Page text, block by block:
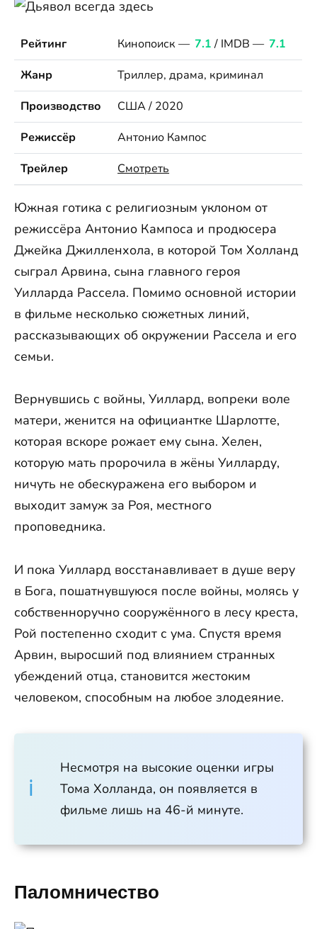
Рейтинг Кинопоиск — 7.1 / IMDB — 7.1
Жанр
Триллер, драма, криминал
Производство
США / 2020
Режиссёр
Антонио Кампос
Трейлер
Смотреть
Южная готика с религиозным уклоном от
режиссёра Антонио Кампоса и продюсера
Джейка Джилленхола, в которой Том Холланд
сыграл Арвина, сына главного героя
Уилларда Рассела. Помимо основной истории
в фильме несколько сюжетных линий,
рассказывающих об окружении Рассела и его
семьи.
Вернувшись с войны, Уиллард, вопреки воле
матери, женится на официантке Шарлотте,
которая вскоре рожает ему сына. Хелен,
которую мать пророчила в жёны Уилларду,
ничуть не обескуражена его выбором и
выходит замуж за Роя, местного
проповедника.
И пока Уиллард восстанавливает в душе веру
в Бога, пошатнувшуюся после войны, молясь у
собственноручно сооружённого в лесу креста,
Рой постепенно сходит с ума. Спустя время
Арвин, выросший под влиянием странных
убеждений отца, становится жестоким
человеком, способным на любое злодеяние.
Несмотря на высокие оценки игры
Тома Холланда, он появляется в
фильме лишь на 46-й минуте.
Паломничество